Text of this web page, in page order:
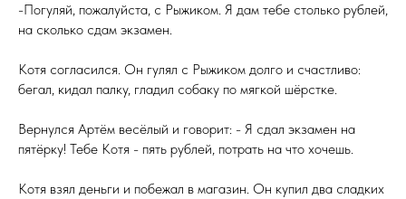
-Погуляй, пожалуйста, с Рыжиком. Я дам тебе столько рублей,
на сколько сдам экзамен.
Котя согласился. Он гулял с Рыжиком долго и счастливо:
бегал, кидал палку, гладил собаку по мягкой шёрстке.
Вернулся Артём весёлый и говорит: - Я сдал экзамен на
пятёрку! Тебе Котя - пять рублей, потрать на что хочешь.
Котя взял деньги и побежал в магазин. Он купил два сладких